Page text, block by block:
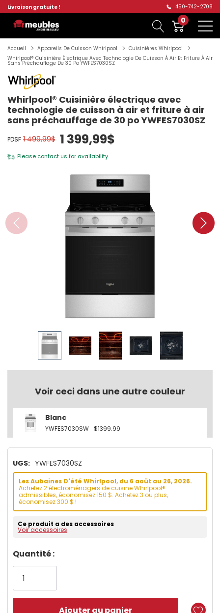
Livraison gratuite ! 450-742-2708
0
Accueil Appareils De Cuisson Whirlpool
Cuisinières Whirlpool
Whirlpool® Cuisinière Électrique Avec Technologie De Cuisson À Air Et Friture À Air
Sans Préchauffage De 30 Po YWFES7030SZ
Whirlpool® Cuisinière électrique avec
technologie de cuisson à air et friture à air
sans préchauffage de 30 po YWFES7030SZ
PDSF 1 499,99$ 1 399,99$
Please contact us for availability
Voir ceci dans une autre couleur
Blanc
YWFES7030SW $1399.99
UGS: YWFES7030SZ
Les Aubaines D'été Whirlpool, du 6 aoüt au 26, 2026.
Achetez 2 électroménagers de cuisine Whirlpool®
admissibles, économisez 150 $. Achetez 3 ou plus,
économisez 300 $ !
Ce produit a des accessoires
Voir accessoires
Dépêchez-
vous!
Quantité :